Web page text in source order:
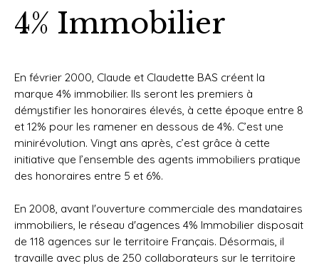
4% Immobilier
En février 2000, Claude et Claudette BAS créent la
marque 4% immobilier. Ils seront les premiers à
démystifier les honoraires élevés, à cette époque entre 8
et 12% pour les ramener en dessous de 4%. C’est une
minirévolution. Vingt ans après, c’est grâce à cette
initiative que l’ensemble des agents immobiliers pratique
des honoraires entre 5 et 6%.
En 2008, avant l'ouverture commerciale des mandataires
immobiliers, le réseau d'agences 4% Immobilier disposait
de 118 agences sur le territoire Français. Désormais, il
travaille avec plus de 250 collaborateurs sur le territoire